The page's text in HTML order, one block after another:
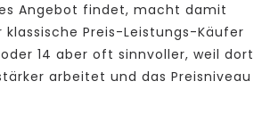
Angebot findet, macht damit
Preis-Leistungs-Käufer
14 aber oft sinnvoller, weil dort
arbeitet und das Preisniveau